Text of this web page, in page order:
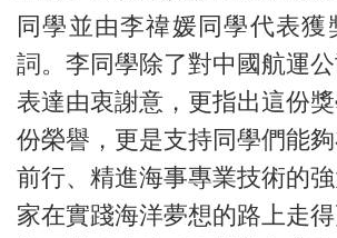
同學並由李禕媛同學代表獲
詞。李同學除了對中國航運
表達由衷謝意，更指出這份
份榮譽，更是支持同學們能
前行、精進海事專業技術的
家在實踐海洋夢想的路上走